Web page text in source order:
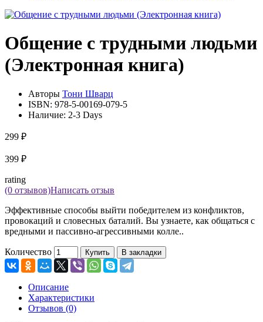
Общение с трудными людьми
(Электронная книга)
Авторы Тони Шварц
ISBN: 978-5-00169-079-5
Наличие: 2-3 Days
299 ₽
399 ₽
rating
(0 отзывов)Написать отзыв
Эффективные способы выйти победителем из конфликтов,
провокаций и словесных баталий. Вы узнаете, как общаться с
вредными и пассивно-агрессивными колле..
Количество Купить В закладки
Описание
Характеристики
Отзывов (0)